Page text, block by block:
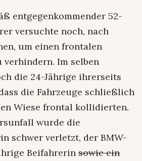
entgegenkommender 52-
versuchte noch, nach
um einen frontalen
verhindern. Im selben
die 24-Jährige ihrerseits
die Fahrzeuge schließlich
Wiese frontal kollidierten.
wurde die
schwer verletzt, der BMW-
Beifahrerin sowie ein